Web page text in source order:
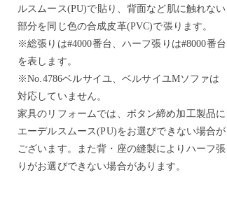
ルスムース(PU)で貼り、背面など肌に触れない
部分を同じ色の合成皮革(PVC)で張ります。
※総張りは#4000番台、ハーフ張りは#8000番台
を表します。
※No.4786ベルサイユ、ベルサイユMソファは
対応していません。
家具のリフォームでは、ボタン締め加工製品に
エーデルスムース(PU)をお選びできない場合が
ございます。また背・座の縫製によりハーフ張
りがお選びできない場合があります。